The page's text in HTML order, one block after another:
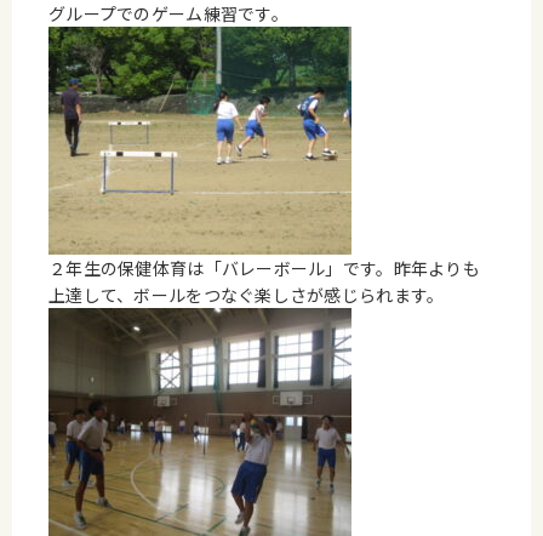
グループでのゲーム練習です。
２年生の保健体育は「バレーボール」です。昨年よりも
上達して、ボールをつなぐ楽しさが感じられます。